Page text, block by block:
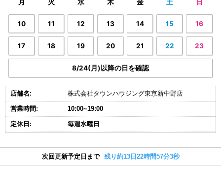
月 火 水 木 金 土 日
10 11 12 13 14 15 16
17 18 19 20 21 22 23
8/24(月)以降の日を確認
店舗名: 株式会社タウンハウジング東京新中野店
営業時間: 10:00~19:00
定休日: 毎週水曜日
次回更新予定日まで 残り約13日22時間57分2秒